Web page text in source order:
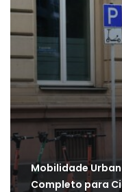
Mobilidade
Completo para